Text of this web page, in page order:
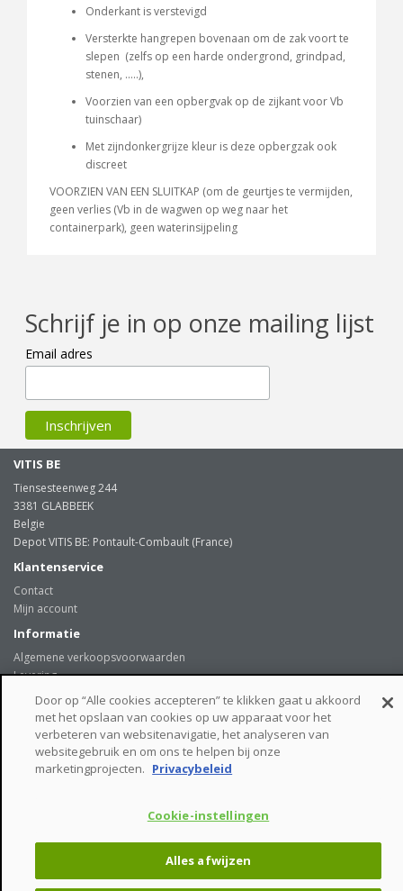
Onderkant is verstevigd
Versterkte hangrepen bovenaan om de zak voort te
slepen (zelfs op een harde ondergrond, grindpad,
stenen, …..),
Voorzien van een opbergvak op de zijkant voor Vb
tuinschaar)
Met zijndonkergrijze kleur is deze opbergzak ook
discreet
VOORZIEN VAN EEN SLUITKAP (om de geurtjes te vermijden,
geen verlies (Vb in de wagwen op weg naar het
containerpark), geen waterinsijpeling
Schrijf je in op onze mailing lijst
Email adres
VITIS BE
Tiensesteenweg 244
3381 GLABBEEK
Belgie
Depot VITIS BE: Pontault-Combault (France)
Klantenservice
Contact
Mijn account
Informatie
Algemene verkoopsvoorwaarden
Levering
Onze klanten getuigen
Privacybeleid
Links
beveiligde betaalmogelijkheden
Door op “Alle cookies accepteren” te klikken gaat u akkoord
met het opslaan van cookies op uw apparaat voor het
verbeteren van websitenavigatie, het analyseren van
websitegebruik en om ons te helpen bij onze
marketingprojecten. Privacybeleid
Cookie-instellingen
Alles afwijzen